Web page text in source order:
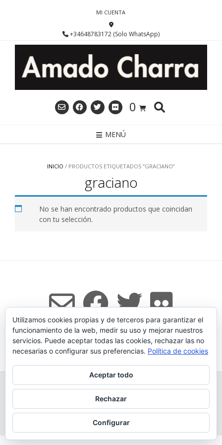
MI CUENTA
+34648783172 (Solo WhatsApp)
0
MENÚ
INICIO / PRODUCTOS ETIQUETADOS “GRACIANO”
graciano
No se han encontrado productos que coincidan
con tu selección.
Tema:Voguede Kaira
TODOS LOS PRODUCTOS LEGADO
QUESERÍA
GANADERÍA PROPIA
CONDICIONES DE COMPRA
AVISO LEGAL Y POLÍTICA DE PRIVACIDAD
POLÍTICA DE COOKIES
MÁS INFORMACIÓN SOBRE LAS COOKIES
Utilizamos cookies propias y de terceros para garantizar el
funcionamiento de la web, medir su uso y mejorar nuestros
servicios. Puede aceptar todas las cookies, rechazar las no
necesarias o configurar sus preferencias. Política de cookies
Aceptar todo
Rechazar
Configurar